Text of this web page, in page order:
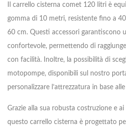
Il carrello cisterna comet 120 litri è
gomma di 10 metri, resistente fino a
60 cm. Questi accessori garantiscono
confortevole, permettendo di
con facilità. Inoltre, la possibilità di
motopompe, disponibili sul nostro
personalizzare l’attrezzatura in base
Grazie alla sua robusta costruzione e
questo carrello cisterna è progettato